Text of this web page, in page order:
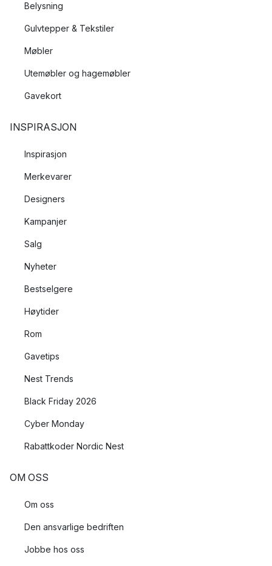
Belysning
Gulvtepper & Tekstiler
Møbler
Utemøbler og hagemøbler
Gavekort
INSPIRASJON
Inspirasjon
Merkevarer
Designers
Kampanjer
Salg
Nyheter
Bestselgere
Høytider
Rom
Gavetips
Nest Trends
Black Friday 2026
Cyber Monday
Rabattkoder Nordic Nest
OM OSS
Om oss
Den ansvarlige bedriften
Jobbe hos oss